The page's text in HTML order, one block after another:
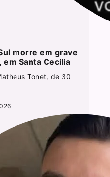
morre em grave
em Santa Cecília
Tonet, de 30